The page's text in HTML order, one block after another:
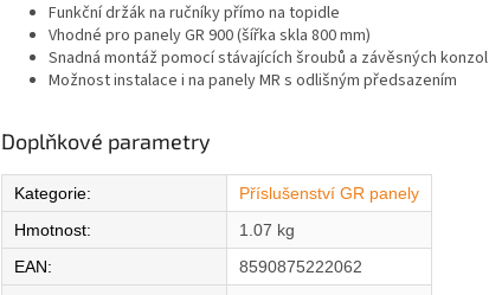
Funkční držák na ručníky přímo na topidle
Vhodné pro panely GR 900 (šířka skla 800 mm)
Snadná montáž pomocí stávajících šroubů a závěsných konzol
Možnost instalace i na panely MR s odlišným předsazením
Doplňkové parametry
Kategorie:
Příslušenství GR panely
Hmotnost:
1.07 kg
EAN:
8590875222062